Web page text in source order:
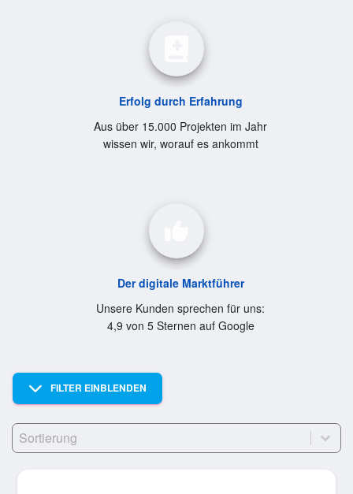
Erfolg durch Erfahrung
Aus über 15.000 Projekten im Jahr
wissen wir, worauf es ankommt
Der digitale Marktführer
Unsere Kunden sprechen für uns:
4,9 von 5 Sternen auf Google
FILTER EINBLENDEN
Sort
Sort content